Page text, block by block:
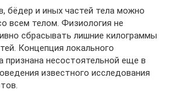
бёдер и иных частей тела можно
всем телом. Физиология не
сбрасывать лишние килограммы
Концепция локального
признана несостоятельной еще в
известного исследования